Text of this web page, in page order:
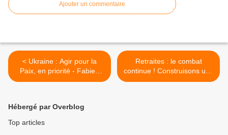
Ajouter un commentaire
< Ukraine : Agir pour la
Paix, en priorité - Fabien
Roussel, secrétaire national
Retraites : le combat
continue ! Construisons une
autre majorité politique !
Hébergé par Overblog
Top articles